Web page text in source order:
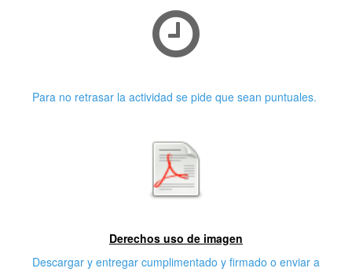
Para no retrasar la actividad se pide que sean puntuales.
Derechos uso de imagen
Descargar y entregar cumplimentado y firmado o enviar a